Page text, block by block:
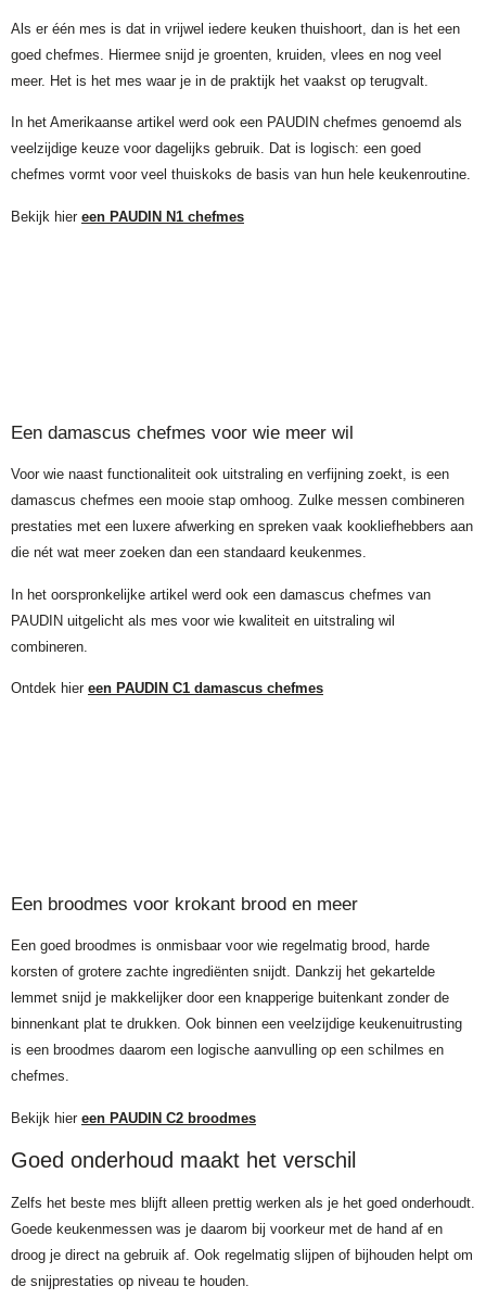
Als er één mes is dat in vrijwel iedere keuken thuishoort, dan is het een
goed chefmes. Hiermee snijd je groenten, kruiden, vlees en nog veel
meer. Het is het mes waar je in de praktijk het vaakst op terugvalt.
In het Amerikaanse artikel werd ook een PAUDIN chefmes genoemd als
veelzijdige keuze voor dagelijks gebruik. Dat is logisch: een goed
chefmes vormt voor veel thuiskoks de basis van hun hele keukenroutine.
Bekijk hier een PAUDIN N1 chefmes
Een damascus chefmes voor wie meer wil
Voor wie naast functionaliteit ook uitstraling en verfijning zoekt, is een
damascus chefmes een mooie stap omhoog. Zulke messen combineren
prestaties met een luxere afwerking en spreken vaak kookliefhebbers aan
die nét wat meer zoeken dan een standaard keukenmes.
In het oorspronkelijke artikel werd ook een damascus chefmes van
PAUDIN uitgelicht als mes voor wie kwaliteit en uitstraling wil
combineren.
Ontdek hier een PAUDIN C1 damascus chefmes
Een broodmes voor krokant brood en meer
Een goed broodmes is onmisbaar voor wie regelmatig brood, harde
korsten of grotere zachte ingrediënten snijdt. Dankzij het gekartelde
lemmet snijd je makkelijker door een knapperige buitenkant zonder de
binnenkant plat te drukken. Ook binnen een veelzijdige keukenuitrusting
is een broodmes daarom een logische aanvulling op een schilmes en
chefmes.
Bekijk hier een PAUDIN C2 broodmes
Goed onderhoud maakt het verschil
Zelfs het beste mes blijft alleen prettig werken als je het goed onderhoudt.
Goede keukenmessen was je daarom bij voorkeur met de hand af en
droog je direct na gebruik af. Ook regelmatig slijpen of bijhouden helpt om
de snijprestaties op niveau te houden.